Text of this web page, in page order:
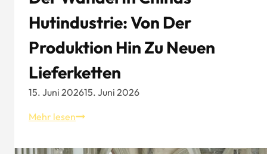
Hutindustrie: Von Der
Produktion Hin Zu Neuen
Lieferketten
15. Juni 202615. Juni 2026
Mehr lesenDer
in